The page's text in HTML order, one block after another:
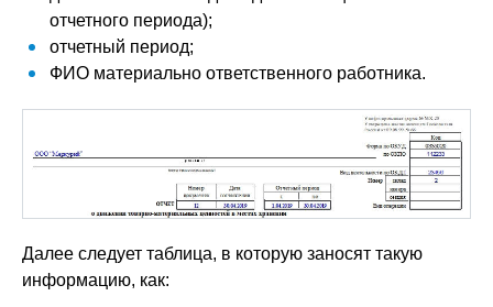
отчетного периода);
отчетный период;
ФИО материально ответственного работника.
Далее следует таблица, в которую заносят такую
информацию, как: